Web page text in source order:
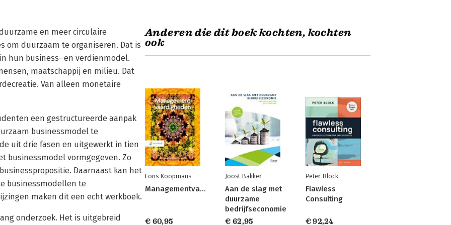
en meer circulaire
om duurzaam te organiseren. Dat is
hun business- en verdienmodel.
maatschappij en milieu. Dat
Van alleen monetaire
een gestructureerde aanpak
businessmodel te
uit drie fasen en uitgewerkt in tien
businessmodel vormgegeven. Zo
Daarnaast kan het
businessmodellen te
maken dit een echt werkboek.
onderzoek. Het is uitgebreid
Anderen die dit boek kochten, kochten
ook
Fons Koopmans
Managementvaardigheden
€ 60,95
Joost Bakker
Aan de slag met
duurzame
bedrijfseconomie
€ 62,95
Peter Block
Flawless
Consulting
€ 92,24